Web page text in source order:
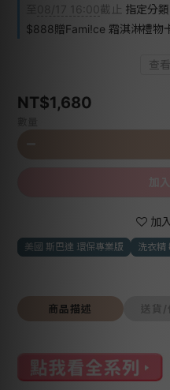
08/17 16:00截止 指定分
$888贈Fami!ce 霜淇淋禮物
查
NT$1,680
加
美國 斯巴達 環保專業版 洗衣精
商品描述 送貨